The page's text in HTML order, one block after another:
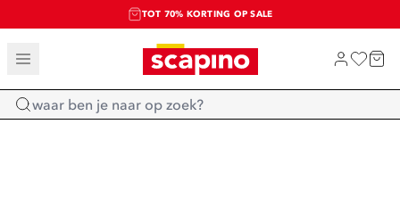
TOT 70% KORTING OP SALE
SALE: LAATSTE KANS!
SHOP NIEUW
Home